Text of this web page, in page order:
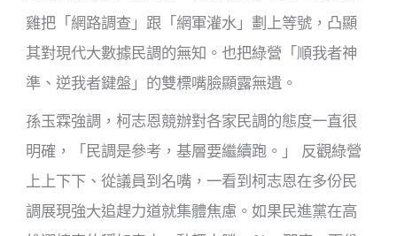
雞把「網路調查」跟「網軍灌水」劃上等號，凸顯
其對現代大數據民調的無知。也把綠營「順我者神
準、逆我者鍵盤」的雙標嘴臉顯露無遺。
孫玉霖強調，柯志恩競辦對各家民調的態度一直很
明確，「民調是參考，基層要繼續跑。」 反觀綠營
上上下下、從議員到名嘴，一看到柯志恩在多份民
調展現強大追趕力道就集體焦慮。如果民進黨在高